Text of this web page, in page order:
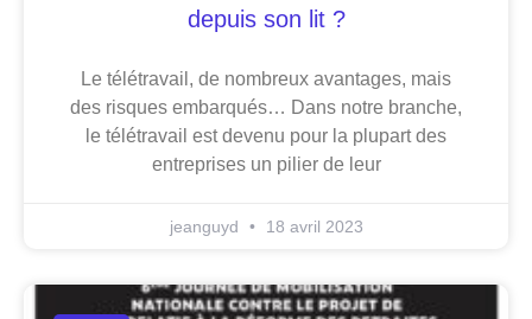
depuis son lit ?
Le télétravail, de nombreux avantages, mais
des risques embarqués… Dans notre branche,
le télétravail est devenu pour la plupart des
entreprises un pilier de leur
jeanguyd 18 avril 2023